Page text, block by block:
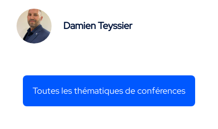
Damien Teyssier
Toutes les thématiques de conférences